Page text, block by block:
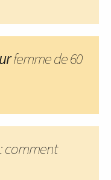
femme de 60
comment